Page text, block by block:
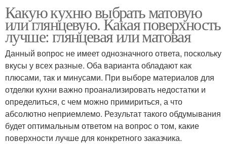
Какую кухню выбрать матовую
или глянцевую. Какая поверхность
лучше: глянцевая или матовая
Данный вопрос не имеет однозначного ответа, поскольку
вкусы у всех разные. Оба варианта обладают как
плюсами, так и минусами. При выборе материалов для
отделки кухни важно проанализировать недостатки и
определиться, с чем можно примириться, а что
абсолютно неприемлемо. Результат такого обдумывания
будет оптимальным ответом на вопрос о том, какие
поверхности лучше для конкретного заказчика.